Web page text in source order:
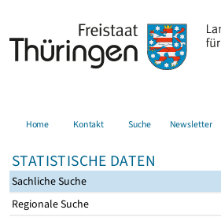
Home Kontakt Suche Newsletter
STATISTISCHE DATEN
Sachliche Suche
Regionale Suche